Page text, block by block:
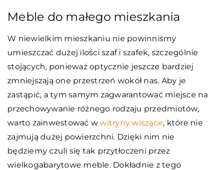
Meble do małego mieszkania
W niewielkim mieszkaniu nie powinniśmy
umieszczać dużej ilości szaf i szafek, szczególnie
stojących, ponieważ optycznie jeszcze bardziej
zmniejszają one przestrzeń wokół nas. Aby je
zastąpić, a tym samym zagwarantować miejsce na
przechowywanie różnego rodzaju przedmiotów,
warto zainwestować wwitryny wiszące, które nie
zajmują dużej powierzchni. Dzięki nim nie
będziemy czuli się tak przytłoczeni przez
wielkogabarytowe meble. Dokładnie z tego